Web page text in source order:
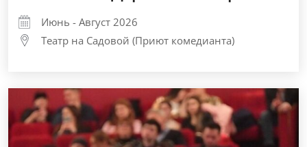
Июнь - Август 2026
Театр на Садовой (Приют комедианта)